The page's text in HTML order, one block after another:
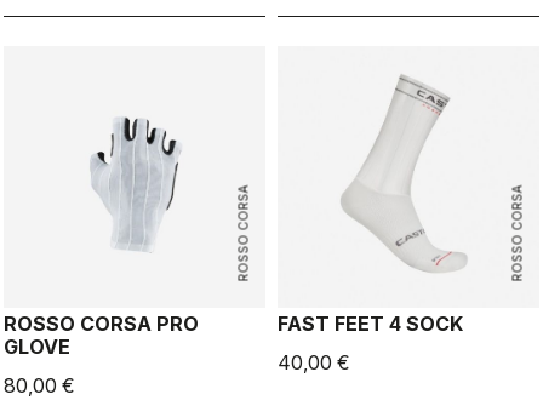
veste la plus rapide dans les tests
ROSSO CORSA
ROSSO CORSA PRO
GLOVE
80,00 €
ROSSO CORSA
FAST FEET 4 SOCK
40,00 €